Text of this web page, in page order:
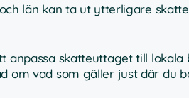
län kan ta ut ytterligare
skatteuttaget till lokala
om vad som gäller just där du